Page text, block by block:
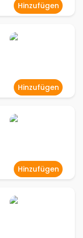
Hinzufügen
Hinzufügen
Hinzufügen